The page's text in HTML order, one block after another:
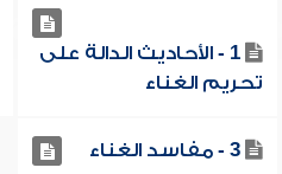
1 - الأحاديث الدالة على
تحريم الغناء
3 - مفاسد الغناء